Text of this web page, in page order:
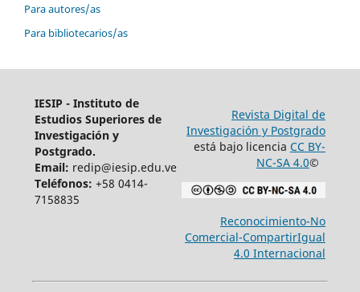
Para autores/as
Para bibliotecarios/as
IESIP - Instituto de
Estudios Superiores de
Investigación y
Postgrado.
Email: redip@iesip.edu.ve
Teléfonos: +58 0414-
7158835
Revista Digital de
Investigación y Postgrado
está bajo licencia CC BY-
NC-SA 4.0©
Reconocimiento-No
Comercial-CompartirIgual
4.0 Internacional